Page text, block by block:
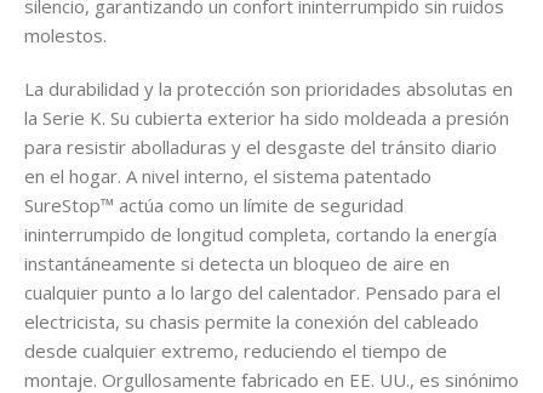
silencio, garantizando un confort ininterrumpido sin ruidos
molestos.
La durabilidad y la protección son prioridades absolutas en
la Serie K. Su cubierta exterior ha sido moldeada a presión
para resistir abolladuras y el desgaste del tránsito diario
en el hogar. A nivel interno, el sistema patentado
SureStop™ actúa como un límite de seguridad
ininterrumpido de longitud completa, cortando la energía
instantáneamente si detecta un bloqueo de aire en
cualquier punto a lo largo del calentador. Pensado para el
electricista, su chasis permite la conexión del cableado
desde cualquier extremo, reduciendo el tiempo de
montaje. Orgullosamente fabricado en EE. UU., es sinónimo